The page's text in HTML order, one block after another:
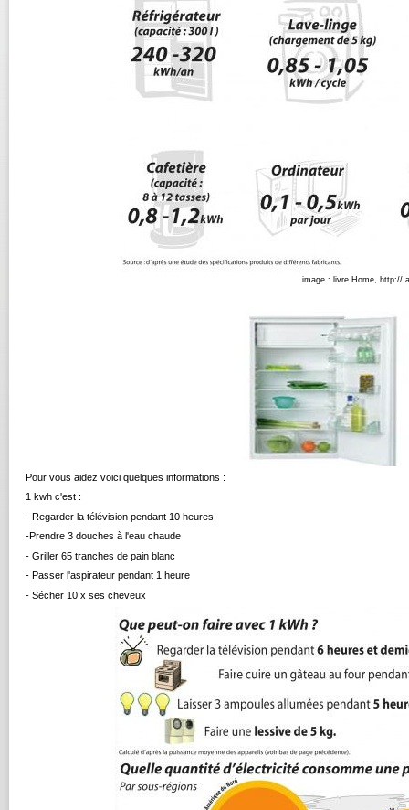
image : livre Home, http://
Pour vous aidez voici quelques informations :
1 kwh c'est :
- Regarder la télévision pendant 10 heures
-Prendre 3 douches à l'eau chaude
- Griller 65 tranches de pain blanc
- Passer l'aspirateur pendant 1 heure
- Sécher 10 x ses cheveux